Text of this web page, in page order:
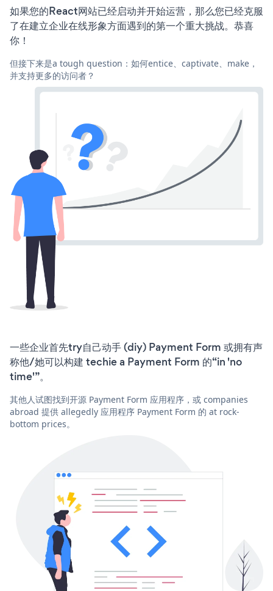
如果您的React网站已经启动并开始运营，那么您已经克服
了在建立企业在线形象方面遇到的第一个重大挑战。恭喜
你！
但接下来是a tough question：如何entice、captivate、make，
并支持更多的访问者？
一些企业首先try自己动手 (diy) Payment Form 或拥有声
称他/她可以构建 techie a Payment Form 的“in 'no
time'”。
其他人试图找到开源 Payment Form 应用程序，或 companies
abroad 提供 allegedly 应用程序 Payment Form 的 at rock-
bottom prices。